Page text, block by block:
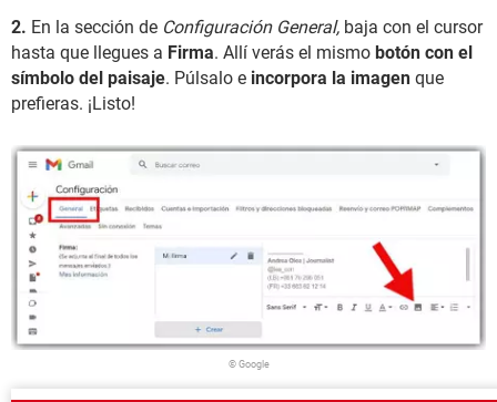
2. En la sección de Configuración General, baja con el cursor
hasta que llegues a Firma. Allí verás el mismo botón con el
símbolo del paisaje. Púlsalo e incorpora la imagen que
prefieras. ¡Listo!
© Google